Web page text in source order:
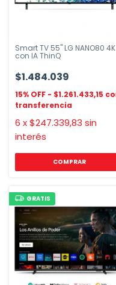
Smart TV 55" LG NANO80 4K
con IA ThinQ
$1.484.039
$1.261.433,15
6 x$247.339,83 sin
interés
GRATIS